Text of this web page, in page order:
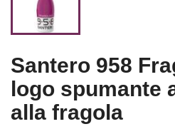
Santero 958
logo spumante
alla fragola